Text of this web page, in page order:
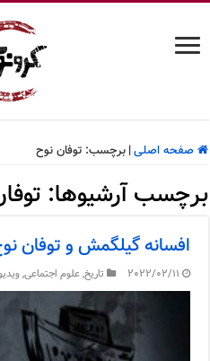
صفحه اصلی| برچسب:توفان نوح
برچسب آرشیوها:
افسانه گیلگمش و توفان
2022/02/11 تاریخ,علوم اجتماعی,